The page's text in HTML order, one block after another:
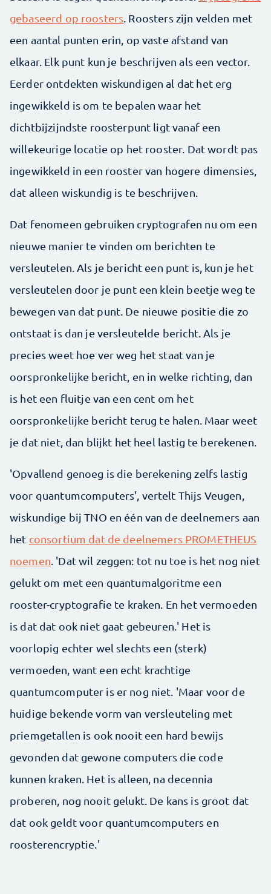
gebaseerd op roosters . Roosters zijn velden met
een aantal punten erin, op vaste afstand van
elkaar. Elk punt kun je beschrijven als een vector.
Eerder ontdekten wiskundigen al dat het erg
ingewikkeld is om te bepalen waar het
dichtbijzijndste roosterpunt ligt vanaf een
willekeurige locatie op het rooster. Dat wordt pas
ingewikkeld in een rooster van hogere dimensies,
dat alleen wiskundig is te beschrijven.
Dat fenomeen gebruiken cryptografen nu om een
nieuwe manier te vinden om berichten te
versleutelen. Als je bericht een punt is, kun je het
versleutelen door je punt een klein beetje weg te
bewegen van dat punt. De nieuwe positie die zo
ontstaat is dan je versleutelde bericht. Als je
precies weet hoe ver weg het staat van je
oorspronkelijke bericht, en in welke richting, dan
is het een fluitje van een cent om het
oorspronkelijke bericht terug te halen. Maar weet
je dat niet, dan blijkt het heel lastig te berekenen.
'Opvallend genoeg is die berekening zelfs lastig
voor quantumcomputers', vertelt Thijs Veugen,
wiskundige bij TNO en één van de deelnemers aan
het consortium dat de deelnemers PROMETHEUS
noemen . 'Dat wil zeggen: tot nu toe is het nog niet
gelukt om met een quantumalgoritme een
rooster-cryptografie te kraken. En het vermoeden
is dat dat ook niet gaat gebeuren.' Het is
voorlopig echter wel slechts een (sterk)
vermoeden, want een echt krachtige
quantumcomputer is er nog niet. 'Maar voor de
huidige bekende vorm van versleuteling met
priemgetallen is ook nooit een hard bewijs
gevonden dat gewone computers die code
kunnen kraken. Het is alleen, na decennia
proberen, nog nooit gelukt. De kans is groot dat
dat ook geldt voor quantumcomputers en
roosterencryptie.'